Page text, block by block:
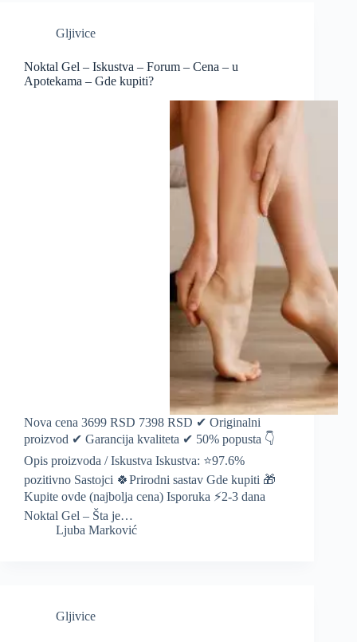
Gljivice
Noktal Gel – Iskustva – Forum – Cena – u
Apotekama – Gde kupiti?
Nova cena 3699 RSD 7398 RSD ✔ Originalni
proizvod ✔ Garancija kvaliteta ✔ 50% popusta 👇
Opis proizvoda / Iskustva Iskustva: ⭐️97.6%
pozitivno Sastojci 🍀Prirodni sastav Gde kupiti 🎁
Kupite ovde (najbolja cena) Isporuka ⚡️2-3 dana
Noktal Gel – Šta je…
Ljuba Marković
Gljivice